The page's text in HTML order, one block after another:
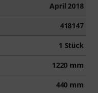
April 2018
418147
1 Stück
1220 mm
440 mm